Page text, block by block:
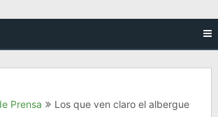
Prensa Los que ven claro el albergue